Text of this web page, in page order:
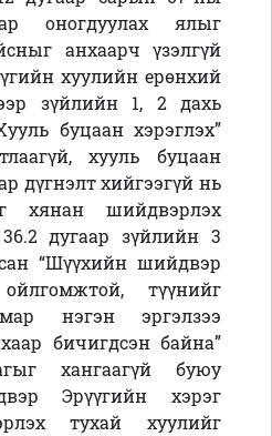
оногдуулах ялыг
анхаарч үзэлгүй
хуулийн ерөнхий
зүйлийн 1, 2 дахь
буцаан хэрэглэх”
хууль буцаан
дүгнэлт хийгээгүй нь
хянан шийдвэрлэх
дугаар зүйлийн 3
“Шүүхийн шийдвэр
түүнийг
нэгэн эргэлзээ
бичигдсэн байна”
хангаагүй буюу
Эрүүгийн хэрэг
тухай хуулийг